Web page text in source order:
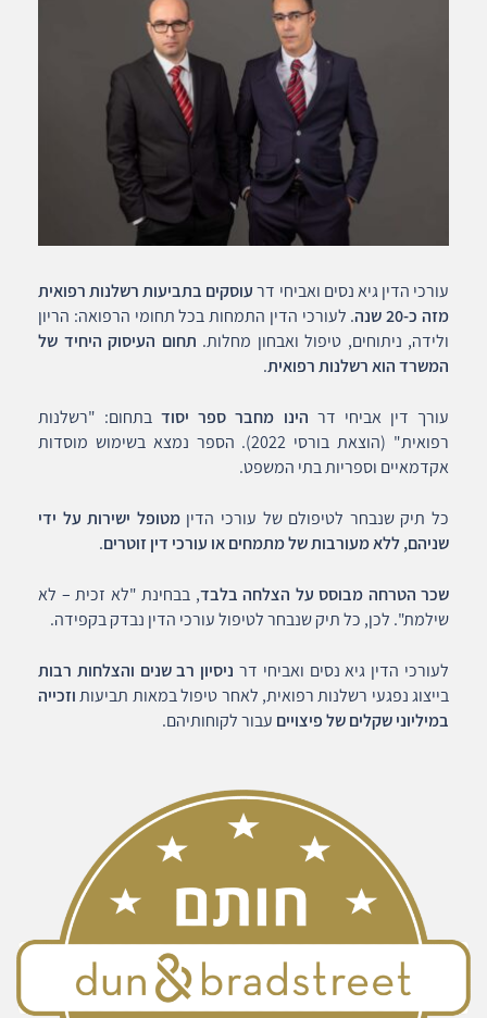
עורכי הדין גיא נסים ואביחי דרעוסקים בתביעות רשלנות רפואית
מזה כ-20 שנה
. לעורכי הדין התמחות בכל תחומי הרפואה: הריון
ולידה, ניתוחים, טיפול ואבחון מחלות. תחום העיסוק היחיד של
המשרד הוא רשלנות רפואית.
עורך דין אביחי דר הינו מחבר ספר יסודבתחום: "רשלנות
רפואית" (הוצאת בורסי 2022). הספר נמצא בשימוש מוסדות
אקדמאיים וספריות בתי המשפט.
כל תיק שנבחר לטיפולם של עורכי הדיןמטופל ישירות על ידי
שניהם, ללא מעורבות של מתמחים או עורכי דין זוטרים.
שכר הטרחה מבוסס על הצלחה בלבד, בבחינת "לא זכית – לא
שילמת". לכן, כל תיק שנבחר לטיפול עורכי הדין נבדק בקפידה.
לעורכי הדין גיא נסים ואביחי דר ניסיון רב שנים והצלחות רבות
בייצוג נפגעי רשלנות רפואית, לאחר טיפול במאות תביעותוזכייה
במיליוני שקלים של פיצויים עבור לקוחותיהם.